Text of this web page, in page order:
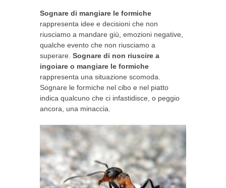
Sognare di mangiare le formiche
rappresenta idee e decisioni che non
riusciamo a mandare giù, emozioni negative,
qualche evento che non riusciamo a
superare. Sognare di non riuscire a
ingoiare o mangiare le formiche
rappresenta una situazione scomoda.
Sognare le formiche nel cibo e nel piatto
indica qualcuno che ci infastidisce, o peggio
ancora, una minaccia.